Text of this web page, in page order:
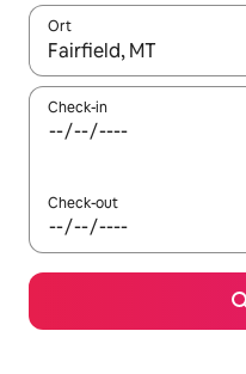
Ort
Wenn Ergebnisse
Check-in
Check-out